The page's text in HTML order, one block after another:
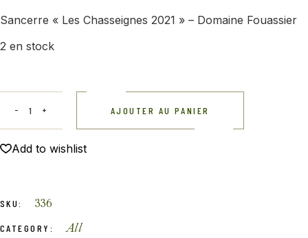
Sancerre « Les Chasseignes 2021 » – Domaine Fouassier
2 en stock
AJOUTER AU PANIER
Add to wishlist
SKU: 336
CATEGORY: All